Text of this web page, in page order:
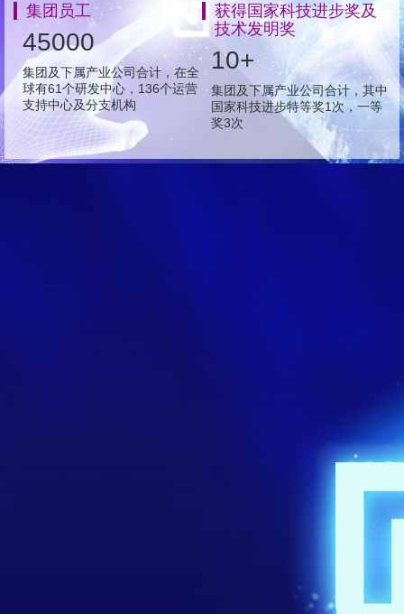
集团员工
45000
集团及下属产业公司合计，在全
球有61个研发中心，136个运营
支持中心及分支机构
获得国家科技进步奖及
技术发明奖
10+
集团及下属产业公司合计，其中
国家科技进步特等奖1次，一等
奖3次